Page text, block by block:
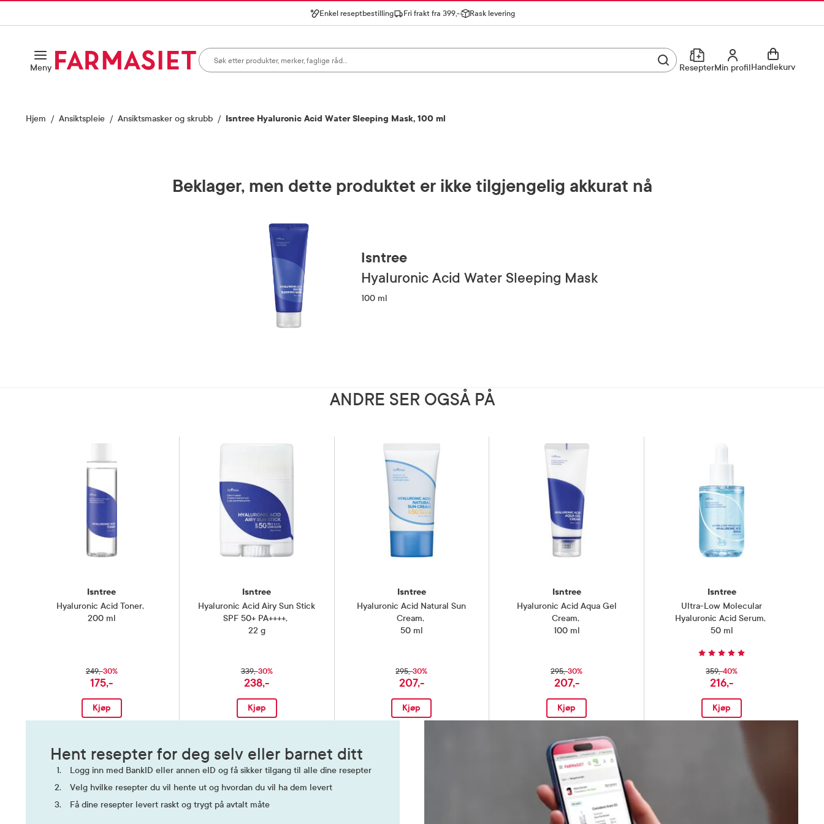
Enkel reseptbestilling Fri frakt fra 399,- Rask levering
INNHOLD
MenyÅpne
Søk i apotek
Utfør søkResepterMin profilMin profilHandlekurv
Hjem Ansiktspleie Ansiktsmasker og skrubb Isntree Hyaluronic Acid Water Sleeping Mask, 100 ml
Beklager, men dette produktet er ikke tilgjengelig akkurat nå
Isntree
Hyaluronic Acid Water Sleeping Mask
100 ml
ANDRE SER OGSÅ PÅ
Isntree
Hyaluronic Acid Toner,
200 ml
249,-30%
175,-
Kjøp
Isntree
Hyaluronic Acid Airy Sun Stick
SPF 50+ PA++++,
22 g
339,-30%
238,-
Kjøp
Isntree
Hyaluronic Acid Natural Sun
Cream,
50 ml
295,-30%
207,-
Kjøp
Isntree
Hyaluronic Acid Aqua Gel
Cream,
100 ml
295,-30%
207,-
Kjøp
Isntree
Ultra-Low Molecular
Hyaluronic Acid Serum,
50 ml
359,-40%
216,-
Kjøp
Hent resepter for deg selv eller barnet ditt
Logg inn med BankID eller annen eID og få sikker tilgang til alle dine resepter
Velg hvilke resepter du vil hente ut og hvordan du vil ha dem levert
Få dine resepter levert raskt og trygt på avtalt måte